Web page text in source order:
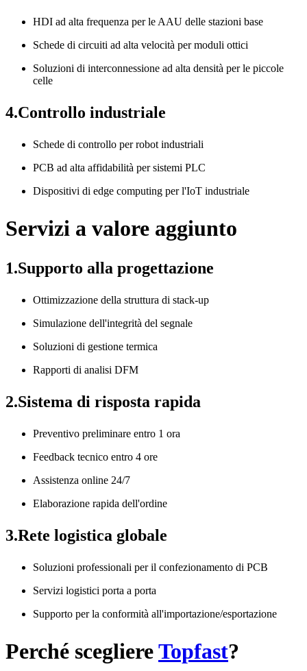
HDI ad alta frequenza per le AAU delle stazioni base
Schede di circuiti ad alta velocità per moduli ottici
Soluzioni di interconnessione ad alta densità per le piccole
celle
4.Controllo industriale
Schede di controllo per robot industriali
PCB ad alta affidabilità per sistemi PLC
Dispositivi di edge computing per l'IoT industriale
Servizi a valore aggiunto
1.Supporto alla progettazione
Ottimizzazione della struttura di stack-up
Simulazione dell'integrità del segnale
Soluzioni di gestione termica
Rapporti di analisi DFM
2.Sistema di risposta rapida
Preventivo preliminare entro 1 ora
Feedback tecnico entro 4 ore
Assistenza online 24/7
Elaborazione rapida dell'ordine
3.Rete logistica globale
Soluzioni professionali per il confezionamento di PCB
Servizi logistici porta a porta
Supporto per la conformità all'importazione/esportazione
Perché scegliereTopfast?